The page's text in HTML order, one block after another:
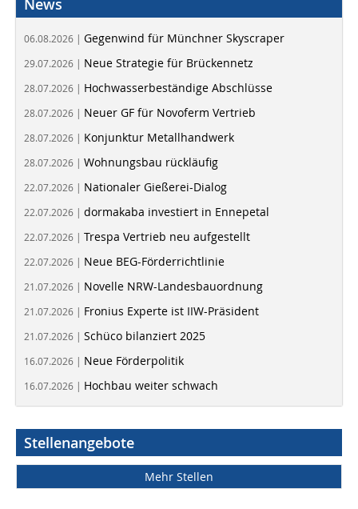
News
06.08.2026 | Gegenwind für Münchner Skyscraper
29.07.2026 | Neue Strategie für Brückennetz
28.07.2026 | Hochwasserbeständige Abschlüsse
28.07.2026 | Neuer GF für Novoferm Vertrieb
28.07.2026 | Konjunktur Metallhandwerk
28.07.2026 | Wohnungsbau rückläufig
22.07.2026 | Nationaler Gießerei-Dialog
22.07.2026 | dormakaba investiert in Ennepetal
22.07.2026 | Trespa Vertrieb neu aufgestellt
22.07.2026 | Neue BEG-Förderrichtlinie
21.07.2026 | Novelle NRW-Landesbauordnung
21.07.2026 | Fronius Experte ist IIW-Präsident
21.07.2026 | Schüco bilanziert 2025
16.07.2026 | Neue Förderpolitik
16.07.2026 | Hochbau weiter schwach
Stellenangebote
Mehr Stellen